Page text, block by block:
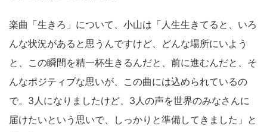
楽曲「生きろ」について、小山は「人生生きてると、いろ
んな状況があると思うんですけど、どんな場所にいよう
と、この瞬間を精一杯生きるんだと、前に進むんだと、そ
んなポジティブな思いが、この曲には込められているの
で。3人になりましたけど、3人の声を世界のみなさんに
届けたいという思いで、しっかりと準備してきました」と